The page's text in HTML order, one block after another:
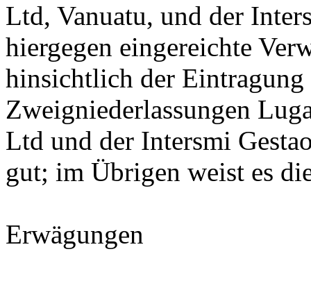
Ltd, Vanuatu, und der
hiergegen eingereichte
hinsichtlich der
Zweigniederlassungen
Ltd und der Intersmi
gut; im Übrigen weist es
Erwägungen